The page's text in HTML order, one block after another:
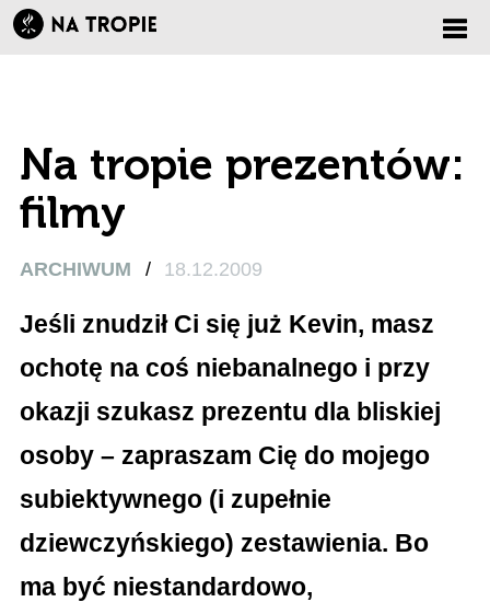
Na tropie prezentów:
filmy
ARCHIWUM / 18.12.2009
Jeśli znudził Ci się już Kevin, masz
ochotę na coś niebanalnego i przy
okazji szukasz prezentu dla bliskiej
osoby – zapraszam Cię do mojego
subiektywnego (i zupełnie
dziewczyńskiego) zestawienia. Bo
ma być niestandardowo,